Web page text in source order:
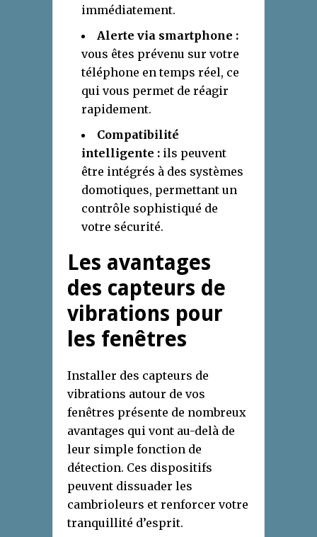
immédiatement.
Alerte via smartphone :
vous êtes prévenu sur votre
téléphone en temps réel, ce
qui vous permet de réagir
rapidement.
Compatibilité
intelligente : ils peuvent
être intégrés à des systèmes
domotiques, permettant un
contrôle sophistiqué de
votre sécurité.
Les avantages
des capteurs de
vibrations pour
les fenêtres
Installer des capteurs de
vibrations autour de vos
fenêtres présente de nombreux
avantages qui vont au-delà de
leur simple fonction de
détection. Ces dispositifs
peuvent dissuader les
cambrioleurs et renforcer votre
tranquillité d’esprit.